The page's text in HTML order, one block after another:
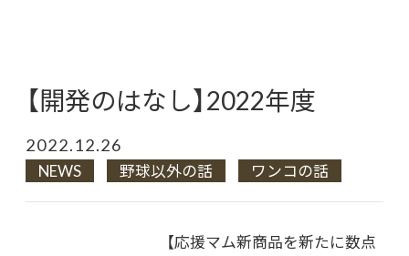
【開発のはなし】2022年度
2022.12.26
NEWS 野球以外の話 ワンコの話
【応援マム新商品を新たに数点